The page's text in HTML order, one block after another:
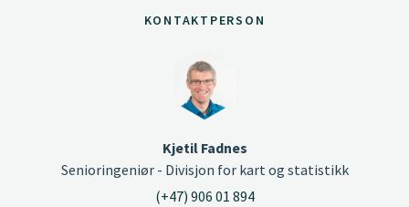
KONTAKTPERSON
Kjetil Fadnes
Senioringeniør - Divisjon for kart og statistikk
(+47) 906 01 894